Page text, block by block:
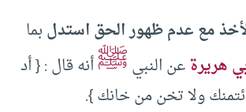
مع عدم ظهور الحق استدلبما
هريرةعن النبيﷺأنه قال : { أد
ولا تخن من خانك }.